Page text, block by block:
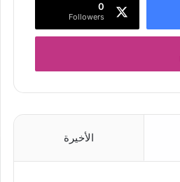
0
Followers
الأخيرة